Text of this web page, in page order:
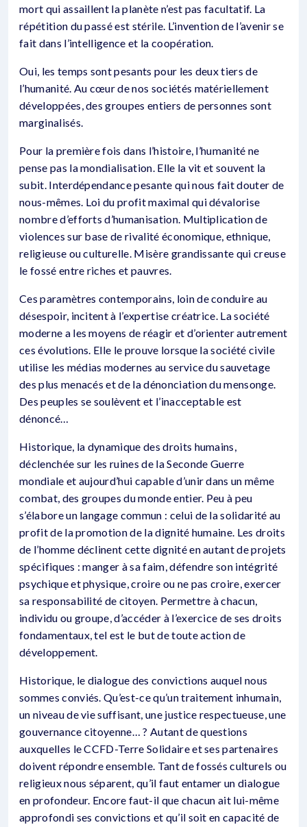
mort qui assaillent la planète n’est pas facultatif. La
répétition du passé est stérile. L’invention de l’avenir se
fait dans l’intelligence et la coopération.
Oui, les temps sont pesants pour les deux tiers de
l’humanité. Au cœur de nos sociétés matériellement
développées, des groupes entiers de personnes sont
marginalisés.
Pour la première fois dans l’histoire, l’humanité ne
pense pas la mondialisation. Elle la vit et souvent la
subit. Interdépendance pesante qui nous fait douter de
nous-mêmes. Loi du profit maximal qui dévalorise
nombre d’efforts d’humanisation. Multiplication de
violences sur base de rivalité économique, ethnique,
religieuse ou culturelle. Misère grandissante qui creuse
le fossé entre riches et pauvres.
Ces paramètres contemporains, loin de conduire au
désespoir, incitent à l’expertise créatrice. La société
moderne a les moyens de réagir et d’orienter autrement
ces évolutions. Elle le prouve lorsque la société civile
utilise les médias modernes au service du sauvetage
des plus menacés et de la dénonciation du mensonge.
Des peuples se soulèvent et l’inacceptable est
dénoncé…
Historique, la dynamique des droits humains,
déclenchée sur les ruines de la Seconde Guerre
mondiale et aujourd’hui capable d’unir dans un même
combat, des groupes du monde entier. Peu à peu
s’élabore un langage commun : celui de la solidarité au
profit de la promotion de la dignité humaine. Les droits
de l’homme déclinent cette dignité en autant de projets
spécifiques : manger à sa faim, défendre son intégrité
psychique et physique, croire ou ne pas croire, exercer
sa responsabilité de citoyen. Permettre à chacun,
individu ou groupe, d’accéder à l’exercice de ses droits
fondamentaux, tel est le but de toute action de
développement.
Historique, le dialogue des convictions auquel nous
sommes conviés. Qu’est-ce qu’un traitement inhumain,
un niveau de vie suffisant, une justice respectueuse, une
gouvernance citoyenne… ? Autant de questions
auxquelles le CCFD-Terre Solidaire et ses partenaires
doivent répondre ensemble. Tant de fossés culturels ou
religieux nous séparent, qu’il faut entamer un dialogue
en profondeur. Encore faut-il que chacun ait lui-même
approfondi ses convictions et qu’il soit en capacité de